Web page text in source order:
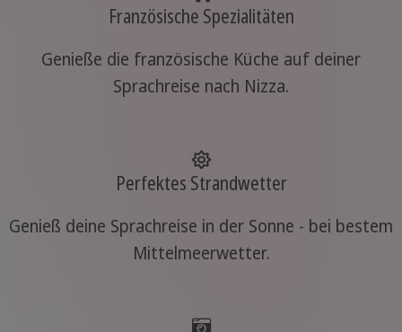
Französische Spezialitäten
Genieße die französische Küche auf deiner
Sprachreise nach Nizza.
Perfektes Strandwetter
Genieß deine Sprachreise in der Sonne - bei bestem
Mittelmeerwetter.